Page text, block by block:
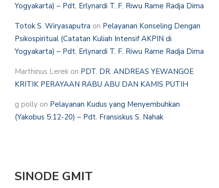
Yogyakarta) – Pdt. Erlynardi T. F. Riwu Rame Radja Dima
Totok S. Wiryasaputra on Pelayanan Konseling Dengan
Psikospiritual (Catatan Kuliah Intensif AKPIN di
Yogyakarta) – Pdt. Erlynardi T. F. Riwu Rame Radja Dima
Marthinus Lerek on PDT. DR. ANDREAS YEWANGOE
KRITIK PERAYAAN RABU ABU DAN KAMIS PUTIH
g polly on Pelayanan Kudus yang Menyembuhkan
(Yakobus 5:12-20) – Pdt. Fransiskus S. Nahak
SINODE GMIT